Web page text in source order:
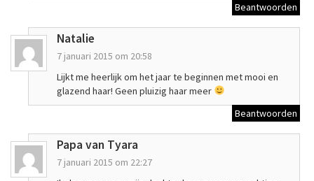
Beantwoorden
Natalie
7 januari 2015 om 20:58
Lijkt me heerlijk om het jaar te beginnen met mooi en
glazend haar! Geen pluizig haar meer
Beantwoorden
Papa van Tyara
7 januari 2015 om 22:27